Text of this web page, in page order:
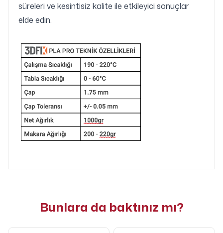
süreleri ve kesintisiz kalite ile etkileyici sonuçlar
elde edin.
Bunlara da baktınız mı?